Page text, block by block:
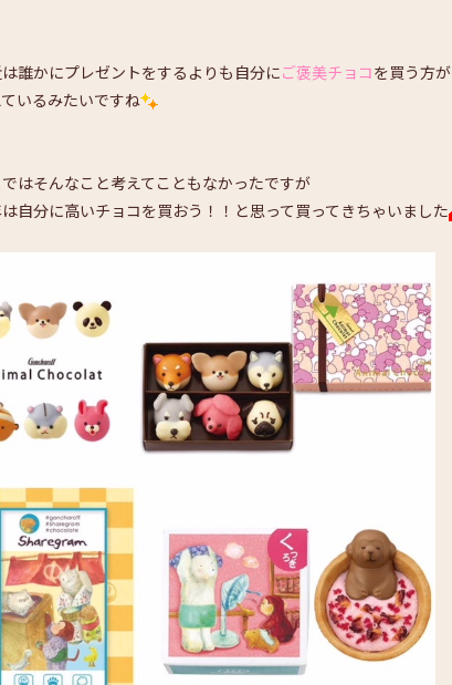
誰かにプレゼントをするよりも自分にご褒美チョコを買う方が
いるみたいですね
はそんなこと考えてこともなかったですが
自分に高いチョコを買おう！！と思って買ってきちゃいました